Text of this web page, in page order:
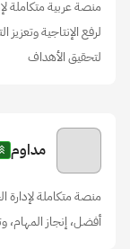
منصة عربية متكاملة
لرفع الإنتاجية
لتحقيق الأهداف
مداوم
منصة متكاملة لإدارة
أفضل، إنجاز المهام،